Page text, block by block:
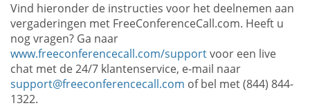
Vind hieronder de instructies voor het deelnemen aan
vergaderingen met FreeConferenceCall.com. Heeft u
nog vragen? Ga naar
www.freeconferencecall.com/supportvoor een live
chat met de 24/7 klantenservice, e-mail naar
support@freeconferencecall.com of bel met (844) 844-
1322.